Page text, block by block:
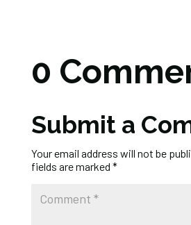
0
Submit a
Your email address will not be
fields are marked *